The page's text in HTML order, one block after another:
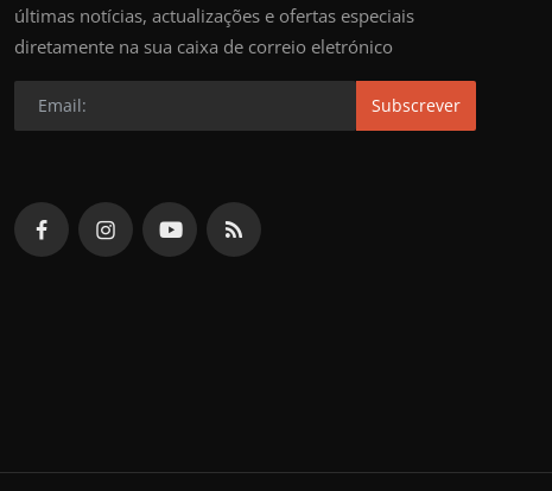
últimas notícias, actualizações e ofertas especiais
diretamente na sua caixa de correio eletrónico
Subscrever